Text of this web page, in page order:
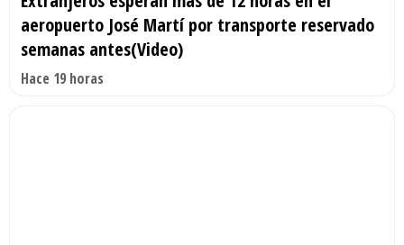
aeropuerto José Martí por transporte reservado
semanas antes(Video)
Hace 19 horas